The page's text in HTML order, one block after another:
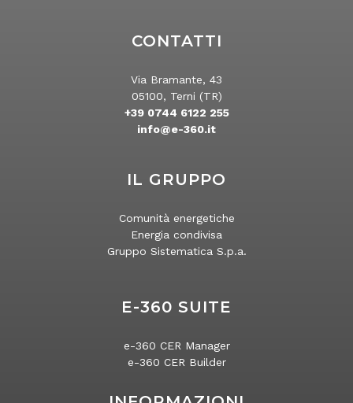
CONTATTI
Via Bramante, 43
05100, Terni (TR)
+39 0744 6122 255
info@e-360.it
IL GRUPPO
Comunità energetiche
Energia condivisa
Gruppo Sistematica S.p.a.
E-360 SUITE
e-360 CER Manager
e-360 CER Builder